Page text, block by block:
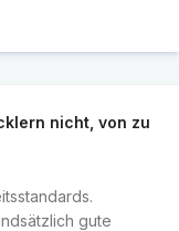
nicht, von zu
gute